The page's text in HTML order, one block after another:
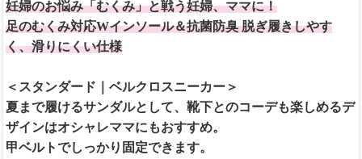
妊婦のお悩み「むくみ」と戦う妊婦、ママに！
足のむくみ対応Wインソール＆抗菌防臭 脱ぎ履きしやす
く、滑りにくい仕様
＜スタンダード｜ベルクロスニーカー＞
夏まで履けるサンダルとして、靴下とのコーデも楽しめるデ
ザインはオシャレママにもおすすめ。
甲ベルトでしっかり固定できます。